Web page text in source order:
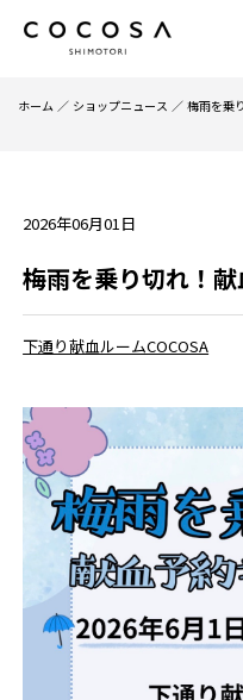
ホーム ショップニュース 梅雨を乗
2026年06月01日
梅雨を乗り切れ！献
下通り献血ルームCOCOSA